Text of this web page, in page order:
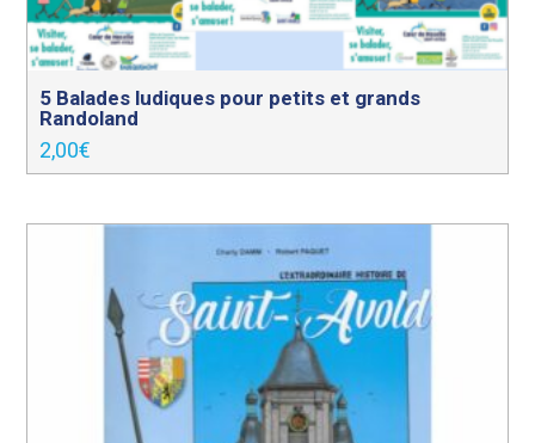
5 Balades ludiques pour petits et grands
Randoland
2,00€